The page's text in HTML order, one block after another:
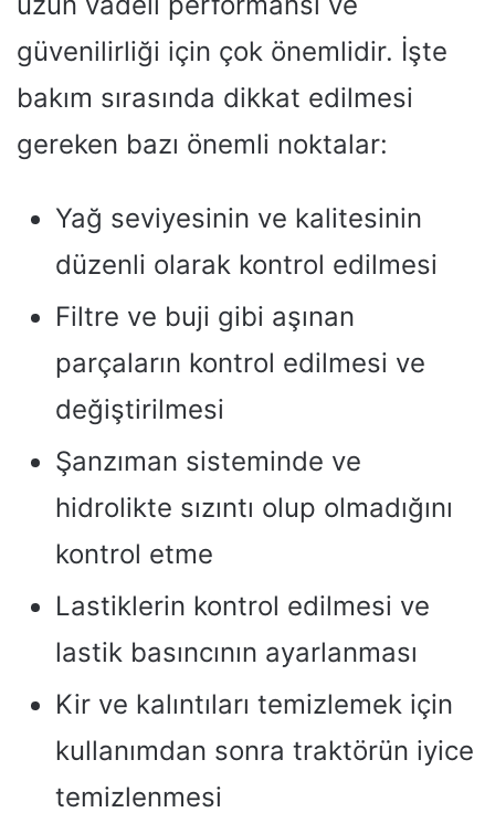
güvenilirliği için çok önemlidir. İşte
bakım sırasında dikkat edilmesi
gereken bazı önemli noktalar:
Yağ seviyesinin ve kalitesinin
düzenli olarak kontrol edilmesi
Filtre ve buji gibi aşınan
parçaların kontrol edilmesi ve
değiştirilmesi
Şanzıman sisteminde ve
hidrolikte sızıntı olup olmadığını
kontrol etme
Lastiklerin kontrol edilmesi ve
lastik basıncının ayarlanması
Kir ve kalıntıları temizlemek için
kullanımdan sonra traktörün iyice
temizlenmesi